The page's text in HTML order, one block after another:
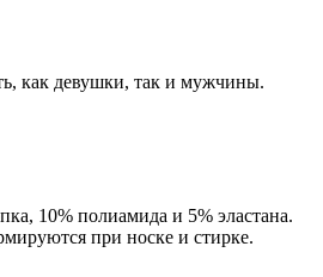
как девушки, так и мужчины.
10% полиамида и 5% эластана.
при носке и стирке.